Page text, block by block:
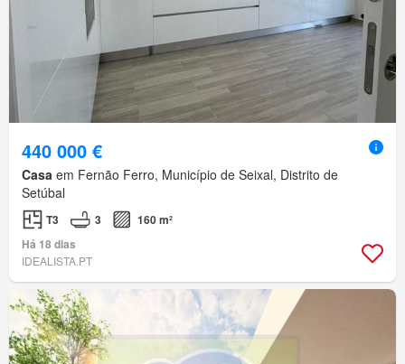
440 000 €
Casa em Fernão Ferro, Município de Seixal, Distrito de
Setúbal
T3 3
160 m²
Há 18 dias
IDEALISTA.PT